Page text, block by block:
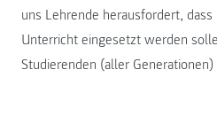
uns Lehrende herausfordert,
Unterricht eingesetzt werden
Studierenden (aller